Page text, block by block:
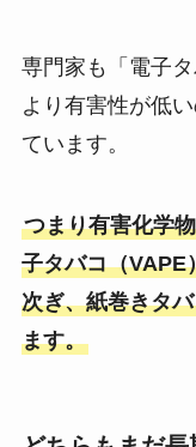
専門家も「電子
より有害性が低
ています​。
つまり有害化学
子タバコ（VAPE
次ぎ、紙巻きタ
ます。